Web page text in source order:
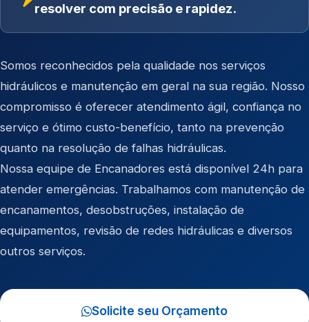
resolver com precisão e rapidez.
Somos reconhecidos pela qualidade nos serviços
hidráulicos e manutenção em geral na sua região. Nosso
compromisso é oferecer atendimento ágil, confiança no
serviço e ótimo custo-benefício, tanto na prevenção
quanto na resolução de falhas hidráulicas.
Nossa equipe de Encanadores está disponível 24h para
atender emergências. Trabalhamos com manutenção de
encanamentos, desobstruções, instalação de
equipamentos, revisão de redes hidráulicas e diversos
outros serviços.
Solicite seu Orçamento